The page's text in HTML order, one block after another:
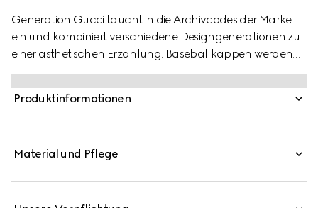
Generation Gucci taucht in die Archivcodes der Marke
ein und kombiniert verschiedene Designgenerationen zu
einer ästhetischen Erzählung. Baseballkappen werden
als zusammendrückbare Styles neu interpretiert, alle mit
einem neuen verstellbaren Verschluss auf der Rückseite.
Dieser Stil zeichnet sich durch die Gucci Wappenstickerei
Produktinformationen
Material und Pflege